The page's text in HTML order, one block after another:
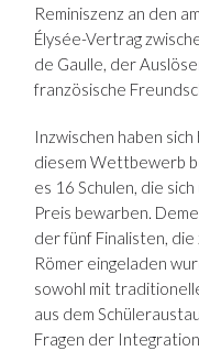
Reminiszenz an den
Élysée-Vertrag
de Gaulle, der
französische
Inzwischen haben
diesem Wettbewerb
es 16 Schulen, die
Preis bewarben.
der fünf Finalisten, die
Römer eingeladen
sowohl mit
aus dem
Fragen der